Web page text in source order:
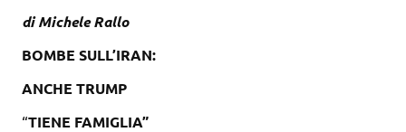
di Michele Rallo
BOMBE SULL’IRAN:
ANCHE TRUMP
“TIENE FAMIGLIA”